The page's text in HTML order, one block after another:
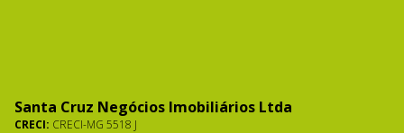
Santa Cruz Negócios Imobiliários Ltda
CRECI: CRECI-MG 5518 J